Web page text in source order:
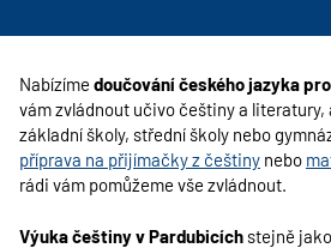
Nabízíme doučování českého jazyka
vám zvládnout učivo češtiny a
základní školy, střední školy nebo
příprava na přijímačky z češtiny nebo
rádi vám pomůžeme vše zvládnout.
Výuka češtiny v Pardubicích stejně jako